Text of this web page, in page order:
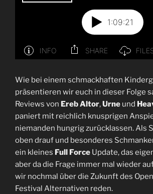
Wie bei einem schmackhaften
präsentieren wir euch in dieser Folge
Reviews von Ereb Altor,Urne und
paniert mit reichlich knusprigen
niemanden hungrig zurücklassen. Als
oben drauf und besonderes
ein kleines Full Force Update, das
aber da die Frage immer mal wieder
wir nochmal über die Zukunft des
Festival Alternativen reden.